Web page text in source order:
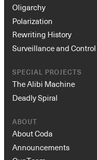
Oligarchy
Polarization
Rewriting History
Surveillance and Control
SPECIAL PROJECTS
The Alibi Machine
Deadly Spiral
ABOUT
About Coda
Announcements